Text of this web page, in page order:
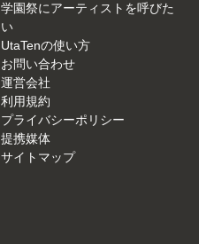
学園祭にアーティストを呼びた
い
UtaTenの使い方
お問い合わせ
運営会社
利用規約
プライバシーポリシー
提携媒体
サイトマップ